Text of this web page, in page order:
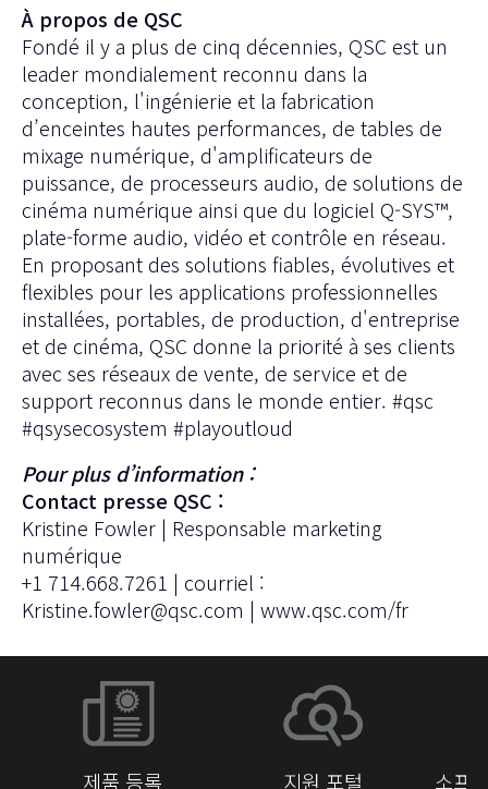
À propos de QSC
Fondé il y a plus de cinq décennies, QSC est un
leader mondialement reconnu dans la
conception, l'ingénierie et la fabrication
d’enceintes hautes performances, de tables de
mixage numérique, d'amplificateurs de
puissance, de processeurs audio, de solutions de
cinéma numérique ainsi que du logiciel Q-SYS™,
plate-forme audio, vidéo et contrôle en réseau.
En proposant des solutions fiables, évolutives et
flexibles pour les applications professionnelles
installées, portables, de production, d'entreprise
et de cinéma, QSC donne la priorité à ses clients
avec ses réseaux de vente, de service et de
support reconnus dans le monde entier. #qsc
#qsysecosystem #playoutloud
Pour plus d’information :
Contact presse QSC :
Kristine Fowler | Responsable marketing
numérique
+1 714.668.7261 | courriel :
Kristine.fowler@qsc.com | www.qsc.com/fr
제품 등록 지원 포털 소프